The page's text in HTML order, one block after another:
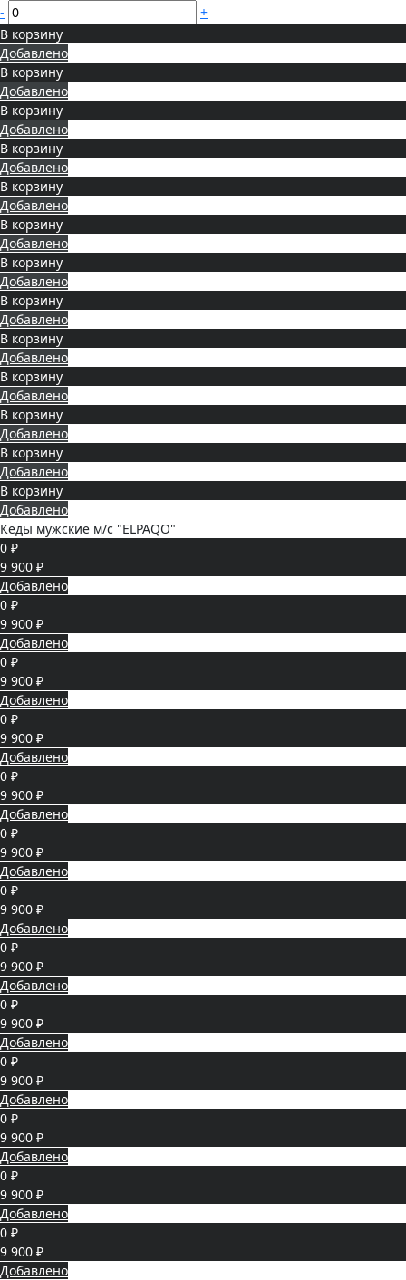
-
+
В корзину
Добавлено
В корзину
Добавлено
В корзину
Добавлено
В корзину
Добавлено
В корзину
Добавлено
В корзину
Добавлено
В корзину
Добавлено
В корзину
Добавлено
В корзину
Добавлено
В корзину
Добавлено
В корзину
Добавлено
В корзину
Добавлено
В корзину
Добавлено
Кеды мужские м/с "ELPAQO"
0 ₽
9 900 ₽
Добавлено
0 ₽
9 900 ₽
Добавлено
0 ₽
9 900 ₽
Добавлено
0 ₽
9 900 ₽
Добавлено
0 ₽
9 900 ₽
Добавлено
0 ₽
9 900 ₽
Добавлено
0 ₽
9 900 ₽
Добавлено
0 ₽
9 900 ₽
Добавлено
0 ₽
9 900 ₽
Добавлено
0 ₽
9 900 ₽
Добавлено
0 ₽
9 900 ₽
Добавлено
0 ₽
9 900 ₽
Добавлено
0 ₽
9 900 ₽
Добавлено